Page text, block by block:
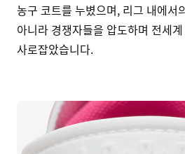
농구 코트를 누볐으며, 리그 내에서
아니라 경쟁자들을 압도하며 전세
사로잡았습니다.